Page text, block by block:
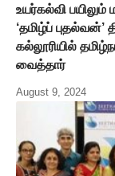
உயர்கல்வி
‘தமிழ்ப்
கல்லூரியில்
வைத்தார்
August 9, 2024